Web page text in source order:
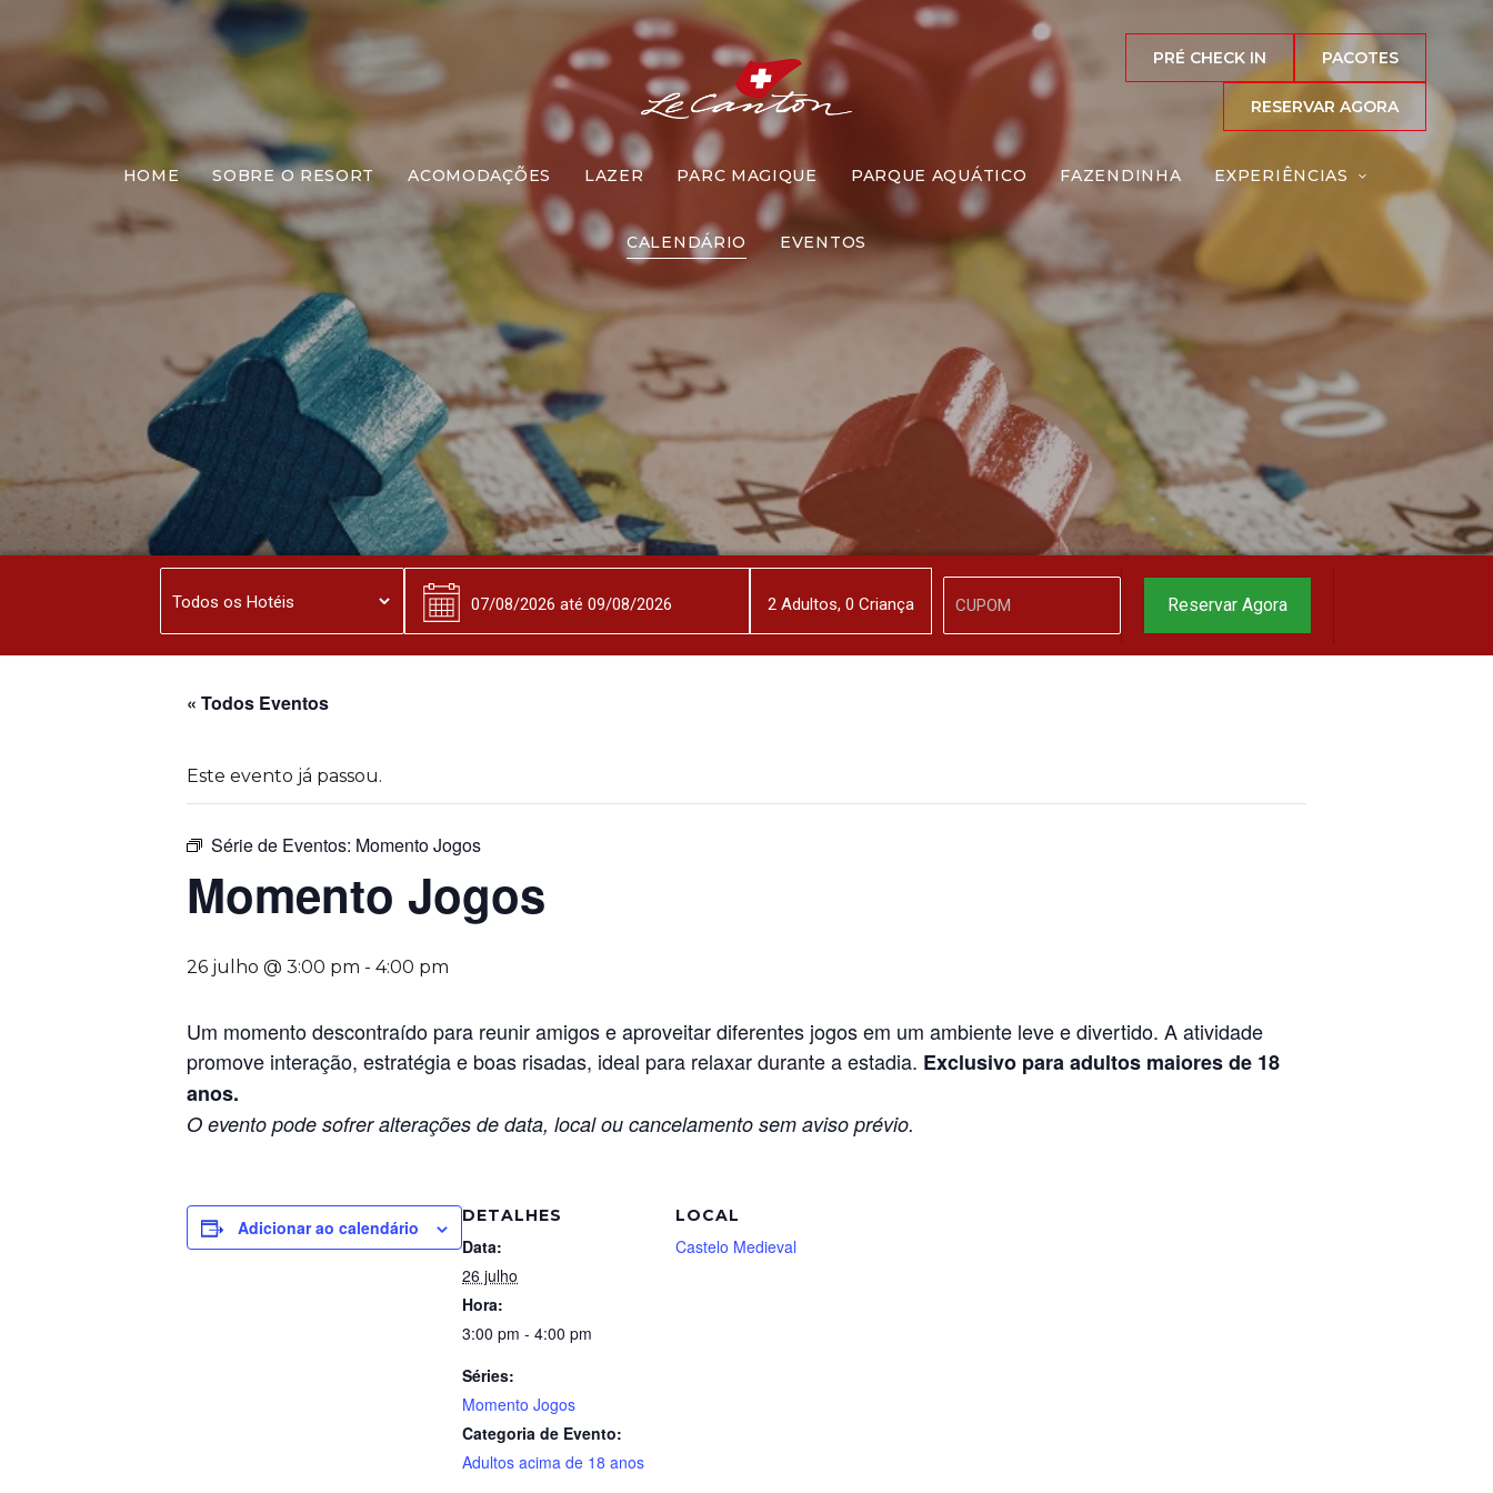
PRÉ CHECK IN PACOTES
RESERVAR AGORA
HOME SOBRE O RESORT ACOMODAÇÕES LAZER PARC MAGIQUE PARQUE AQUÁTICO FAZENDINHA EXPERIÊNCIAS
CALENDÁRIO EVENTOS
Momento Jogos
« Todos Eventos
Este evento já passou.
Série de Eventos: Momento Jogos
Momento Jogos
26 julho @ 3:00 pm - 4:00 pm
Um momento descontraído para reunir amigos e aproveitar diferentes jogos em um ambiente leve e divertido. A atividade
promove interação, estratégia e boas risadas, ideal para relaxar durante a estadia. Exclusivo para adultos maiores de 18
anos.
O evento pode sofrer alterações de data, local ou cancelamento sem aviso prévio.
Adicionar ao calendário
DETALHES
Data:
26 julho
Hora:
3:00 pm - 4:00 pm
Séries:
Momento Jogos
Categoria de Evento:
Adultos acima de 18 anos
LOCAL
Castelo Medieval
2Adultos, 0 Criança
Reserve agora, com
o melhor preço
garantido
▼
Reservar Agora